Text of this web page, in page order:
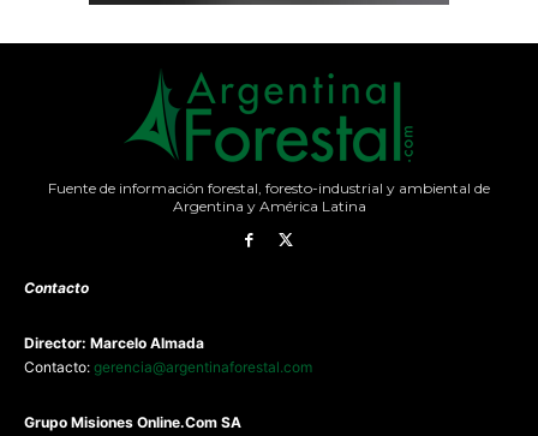
Fuente de información forestal, foresto-industrial y ambiental de
Argentina y América Latina
Contacto
Director: Marcelo Almada
Contacto: gerencia@argentinaforestal.com
Grupo Misiones Online.Com SA